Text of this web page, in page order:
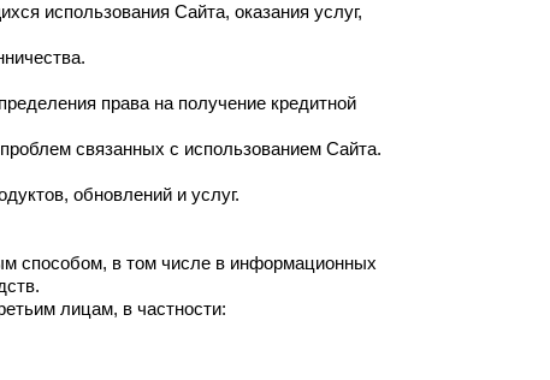
использования Сайта, оказания услуг,
права на получение кредитной
связанных с использованием Сайта.
обновлений и услуг.
способом, в том числе в информационных
лицам, в частности: